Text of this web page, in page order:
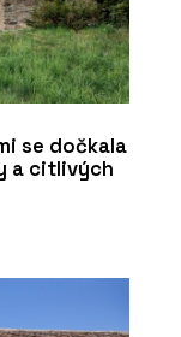
se dočkala
a citlivých